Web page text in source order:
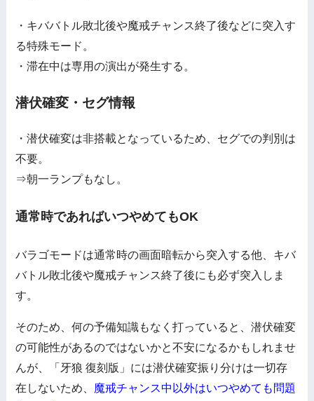
・キババトル敗北後や魔戒チャンス終了後などに突入す
る特殊モード。
・滞在中は専用の演出が発生する。
潜伏確変・セグ情報
・潜伏確変は非搭載となっているため、セグでの判別は
不要。
⇒朝一ランプもなし。
通常時であればいつやめてもOK
バラゴモードは通常時の画面暗転から突入する他、キバ
バトル敗北後や魔戒チャンス終了後にも必ず突入しま
す。
そのため、何の予備知識もなく打っていると、潜伏確変
の可能性があるのではないかと不安になるかもしれませ
んが、「牙狼 復刻版」には潜伏確変振り分けは一切存
在しないため、 魔戒チャンス中以外はいつやめても問題